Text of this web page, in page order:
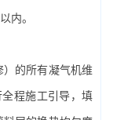
内。
的所有凝气机维
程施工引导，填